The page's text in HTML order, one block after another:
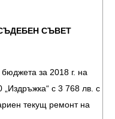
СЪВЕТ
за 2018 г. на
с 3 768 лв. с
текущ ремонт на